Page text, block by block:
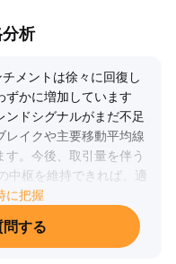
析
メントは徐々に回復し
ずかに増加しています
ドシグナルがまだ不足
レイクや主要移動平均線
。今後、取引量を伴う
中枢を維持できれば、適
一方、レンジ下限を割
理を徹底し、ドローダ
体方針としてはシグナル
に把握
する